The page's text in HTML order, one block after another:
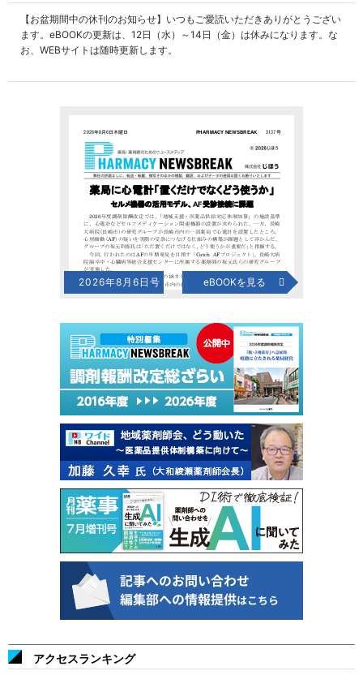
【お盆期間中の休刊のお知らせ】いつもご愛読いただきありがとうござい
ます。eBOOKの更新は、12日（水）～14日（金）は休みになります。な
お、WEBサイトは随時更新します。
2026年8月6日号 eBOOKを見る
アクセスランキング